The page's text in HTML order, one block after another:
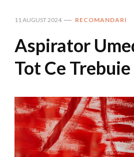
11 AUGUST 2024 RECOMANDARI
Aspirator
Tot Ce